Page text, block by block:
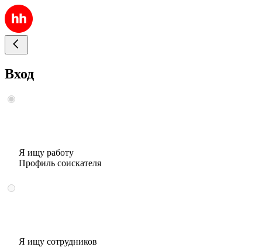
Вход
Я ищу работу
Профиль соискателя
Я ищу сотрудников